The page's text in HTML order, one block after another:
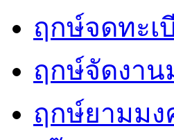
ฤกษ์จดทะเ
ฤกษ์จัดงาน
ฤกษ์ยามมง